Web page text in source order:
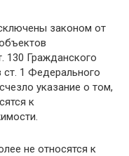
законом от
130 Гражданского
1 Федерального
указание о том,
к
не относятся к